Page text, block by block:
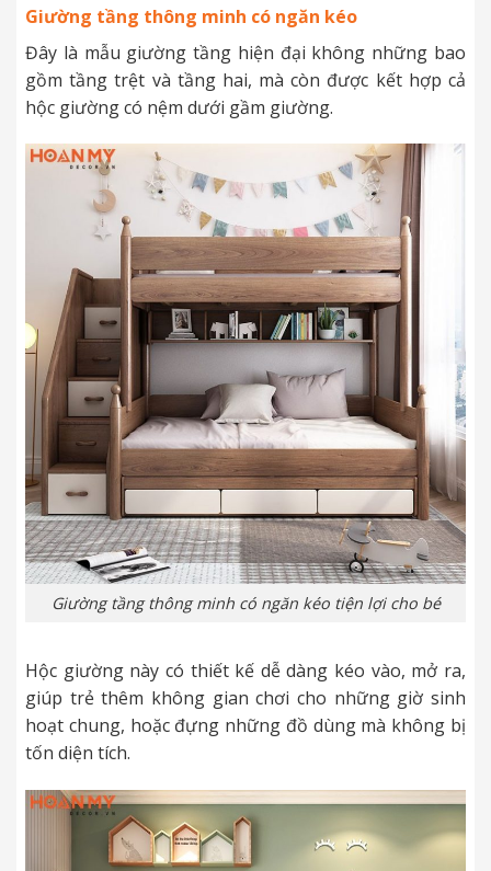
Giường tầng thông minh có ngăn kéo
Đây là mẫu giường tầng hiện đại không những bao
gồm tầng trệt và tầng hai, mà còn được kết hợp cả
hộc giường có nệm dưới gầm giường.
Giường tầng thông minh có ngăn kéo tiện lợi cho bé
Hộc giường này có thiết kế dễ dàng kéo vào, mở ra,
giúp trẻ thêm không gian chơi cho những giờ sinh
hoạt chung, hoặc đựng những đồ dùng mà không bị
tốn diện tích.